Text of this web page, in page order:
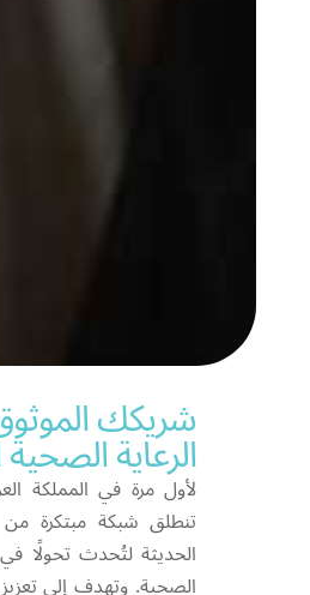
شريكك
الرعاية الصحية
لأول مرة في المملكة
تنطلق شبكة مبتكرة
الحديثة لتُحدث تحولًا
الصحية. وتهدف إلى